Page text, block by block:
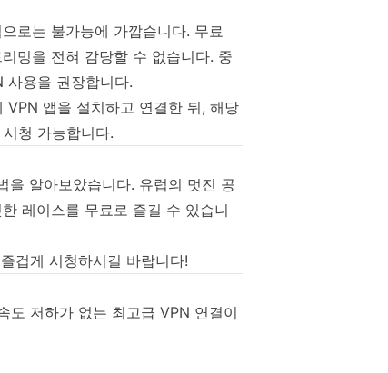
로는 불가능에 가깝습니다. 무료
밍을 전혀 감당할 수 없습니다. 중
사용을 권장합니다.
VPN 앱을 설치하고 연결한 뒤, 해당
청 가능합니다.
을 알아보았습니다. 유럽의 멋진 공
레이스를 무료로 즐길 수 있습니
겁게 시청하시길 바랍니다!
도 저하가 없는 최고급 VPN 연결이